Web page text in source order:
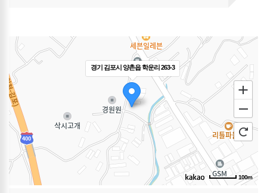
경기 김포시 양촌읍 학운리 263-3
100m